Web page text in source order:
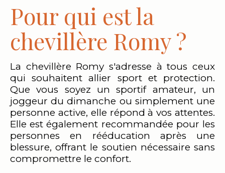
Pour qui est la
chevillère Romy ?
La chevillère Romy s'adresse à tous ceux
qui souhaitent allier sport et protection.
Que vous soyez un sportif amateur, un
joggeur du dimanche ou simplement une
personne active, elle répond à vos attentes.
Elle est également recommandée pour les
personnes en rééducation après une
blessure, offrant le soutien nécessaire sans
compromettre le confort.